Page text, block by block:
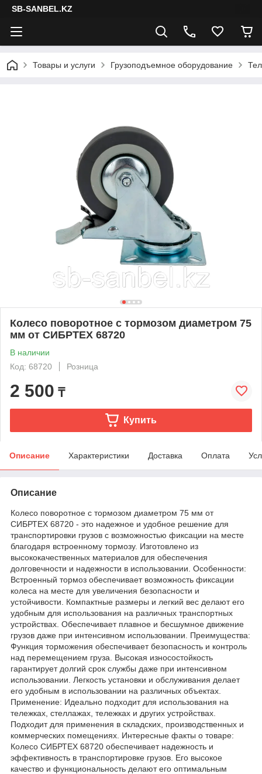
SB-SANBEL.KZ
Товары и услуги Грузоподъемное оборудование
Колесо поворотное с тормозом диаметром 75
мм от СИБРТЕХ 68720
В наличии
Код: 68720
Розница
2 500 ₸
Купить
Описание Характеристики Доставка Оплата
Описание
Колесо поворотное с тормозом диаметром 75 мм от
СИБРТЕХ 68720 - это надежное и удобное решение для
транспортировки грузов с возможностью фиксации на месте
благодаря встроенному тормозу. Изготовлено из
высококачественных материалов для обеспечения
долговечности и надежности в использовании. Особенности:
Встроенный тормоз обеспечивает возможность фиксации
колеса на месте для увеличения безопасности и
устойчивости. Компактные размеры и легкий вес делают его
удобным для использования на различных транспортных
устройствах. Обеспечивает плавное и бесшумное движение
грузов даже при интенсивном использовании. Преимущества:
Функция торможения обеспечивает безопасность и контроль
над перемещением груза. Высокая износостойкость
гарантирует долгий срок службы даже при интенсивном
использовании. Легкость установки и обслуживания делает
его удобным в использовании на различных объектах.
Применение: Идеально подходит для использования на
тележках, стеллажах, тележках и других устройствах.
Подходит для применения в складских, производственных и
коммерческих помещениях. Интересные факты о товаре:
Колесо СИБРТЕХ 68720 обеспечивает надежность и
эффективность в транспортировке грузов. Его высокое
качество и функциональность делают его оптимальным